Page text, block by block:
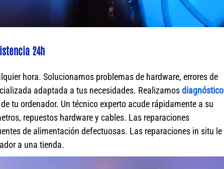
24h
hora. Solucionamos problemas de hardware, errores de
adaptada a tus necesidades. Realizamosdiagnóstico
tu ordenador. Un técnico experto acude rápidamente a su
repuestos hardware y cables. Las reparaciones
de alimentación defectuosas. Las reparaciones in situ le
a una tienda.